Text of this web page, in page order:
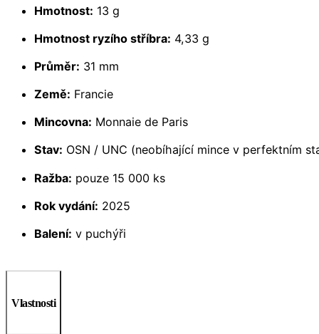
Hmotnost: 13 g
Hmotnost ryzího stříbra: 4,33 g
Průměr: 31 mm
Země: Francie
Mincovna: Monnaie de Paris
Stav: OSN / UNC (neobíhající mince v perfektním
Ražba: pouze 15 000 ks
Rok vydání: 2025
Balení: v puchýři
Vlastnosti